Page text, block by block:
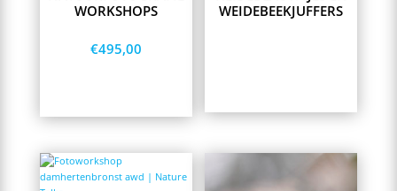
WORKSHOPS
€495,00
WEIDEBEEKJUFFERS